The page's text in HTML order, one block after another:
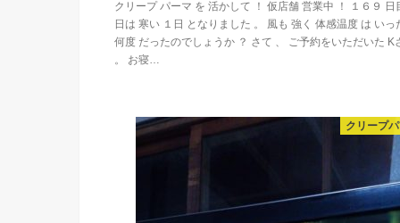
クリープ パーマ を 活かして ！ 仮店舗 営業中 ！ １６９ 日
日は 寒い １日 となりました 。 風も 強く 体感温度 は いっ
何度 だったのでしょうか ？ さて 、 ご予約をいただいた K
。 お寝…
クリープ